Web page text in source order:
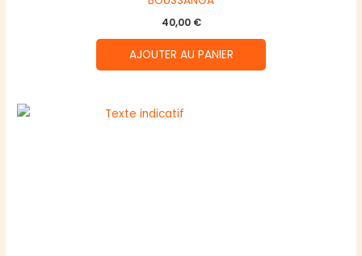
40,00 €
AJOUTER AU PANIER